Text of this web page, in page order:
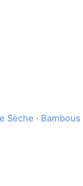
Sèche · Bambous